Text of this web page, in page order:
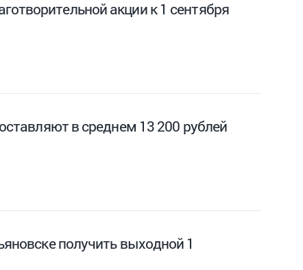
акции к 1 сентября
в среднем 13 200 рублей
получить выходной 1